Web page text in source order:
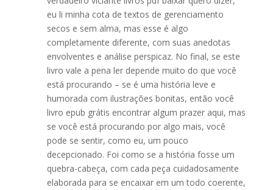
eu li minha cota de textos de gerenciamento
secos e sem alma, mas esse é algo
completamente diferente, com suas anedotas
envolventes e análise perspicaz. No final, se este
livro vale a pena ler depende muito do que você
está procurando – se é uma história leve e
humorada com ilustrações bonitas, então você
livro epub grátis encontrar algum prazer aqui, mas
se você está procurando por algo mais, você
pode se sentir, como eu, um pouco
decepcionado. Foi como se a história fosse um
quebra-cabeça, com cada peça cuidadosamente
elaborada para se encaixar em um todo coerente,